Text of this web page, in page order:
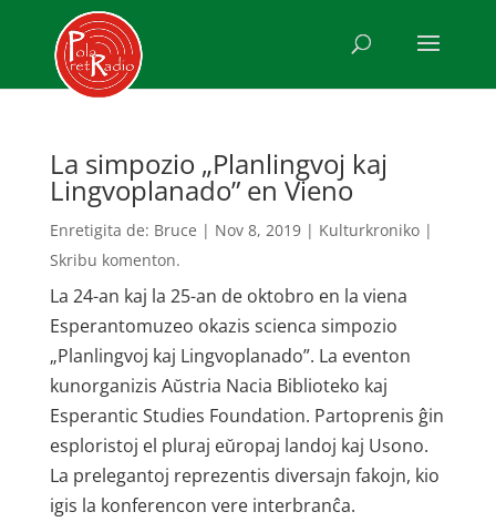
La simpozio „Planlingvoj kaj
Lingvoplanado” en Vieno
Enretigita de: Bruce | Nov 8, 2019| Kulturkroniko|
Skribu komenton.
La 24-an kaj la 25-an de oktobro en la viena
Esperantomuzeo okazis scienca simpozio
„Planlingvoj kaj Lingvoplanado”. La eventon
kunorganizis Aŭstria Nacia Biblioteko kaj
Esperantic Studies Foundation. Partoprenis ĝin
esploristoj el pluraj eŭropaj landoj kaj Usono.
La prelegantoj reprezentis diversajn fakojn, kio
igis la konferencon vere interbranĉa.